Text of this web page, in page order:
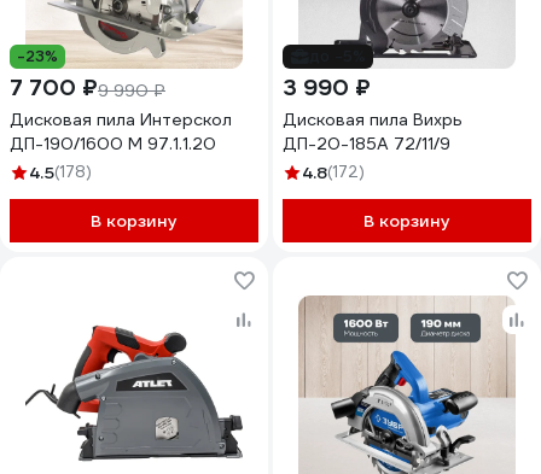
-23%
7 700 ₽9 990 ₽
Дисковая пила Интерскол
ДП-190/1600 М 97.1.1.20
4.5(178)
В корзину
3 990 ₽
Дисковая пила Вихрь
ДП-20-185А 72/11/9
4.8(172)
В корзину